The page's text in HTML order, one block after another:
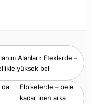
Alanları: Eteklerde –
yüksek bel
da
Elbiselerde – bele
kadar inen arka